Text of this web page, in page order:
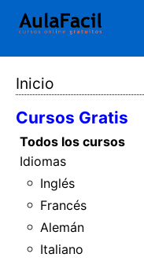
Inicio
Cursos Gratis
Todos los cursos
Idiomas
Inglés
Francés
Alemán
Italiano